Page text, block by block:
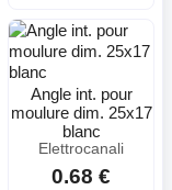
Angle int. pour
moulure dim. 25x17
blanc
Elettrocanali
0.68 €